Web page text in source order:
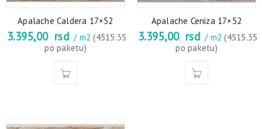
Apalache Caldera 17×52
3.395,00 rsd / m2(4515.35
po paketu)
Apalache Ceniza 17×52
3.395,00 rsd / m2(4515.35
po paketu)